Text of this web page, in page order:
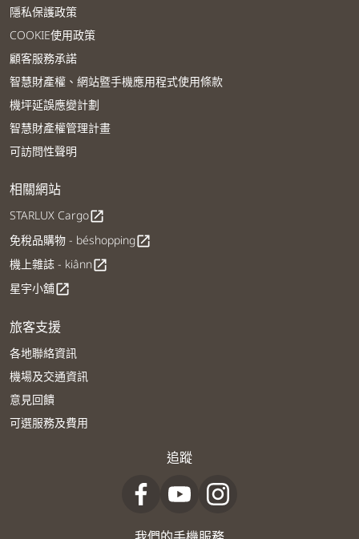
隱私保護政策
COOKIE使用政策
顧客服務承諾
智慧財產權、網站暨手機應用程式使用條款
機坪延誤應變計劃
智慧財產權管理計畫
可訪問性聲明
相關網站
STARLUX Cargoopen_in_new
免稅品購物 - béshoppingopen_in_new
機上雜誌 - kiânnopen_in_new
星宇小舖open_in_new
旅客支援
各地聯絡資訊
機場及交通資訊
意見回饋
可選服務及費用
追蹤